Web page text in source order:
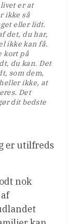
er at
ikke så
eller lidt.
det, du har,
ikke kan få.
kort på
du kan. Det
som dem,
ikke, at
Det
dit bedste
er utilfreds
nok